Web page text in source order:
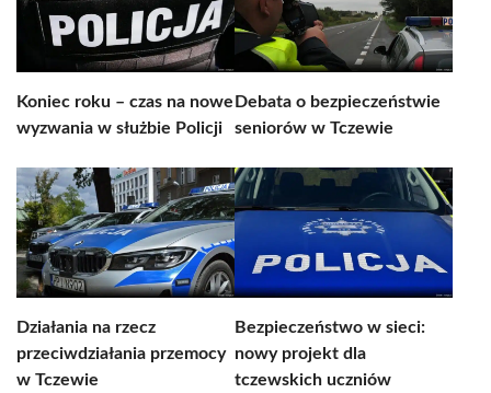
Koniec roku – czas na nowe
wyzwania w służbie Policji
Debata o bezpieczeństwie
seniorów w Tczewie
Działania na rzecz
przeciwdziałania przemocy
w Tczewie
Bezpieczeństwo w sieci:
nowy projekt dla
tczewskich uczniów